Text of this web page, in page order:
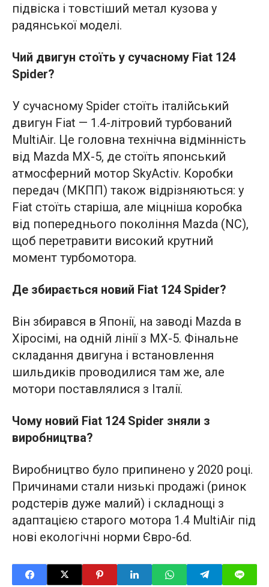
підвіска і товстіший метал кузова у
радянської моделі.
Чий двигун стоїть у сучасному Fiat 124
Spider?
У сучасному Spider стоїть італійський
двигун Fiat — 1.4-літровий турбований
MultiAir. Це головна технічна відмінність
від Mazda MX-5, де стоїть японський
атмосферний мотор SkyActiv. Коробки
передач (МКПП) також відрізняються: у
Fiat стоїть старіша, але міцніша коробка
від попереднього покоління Mazda (NC),
щоб перетравити високий крутний
момент турбомотора.
Де збирається новий Fiat 124 Spider?
Він збирався в Японії, на заводі Mazda в
Хіросімі, на одній лінії з MX-5. Фінальне
складання двигуна і встановлення
шильдиків проводилися там же, але
мотори поставлялися з Італії.
Чому новий Fiat 124 Spider зняли з
виробництва?
Виробництво було припинено у 2020 році.
Причинами стали низькі продажі (ринок
родстерів дуже малий) і складнощі з
адаптацією старого мотора 1.4 MultiAir під
нові екологічні норми Євро-6d.